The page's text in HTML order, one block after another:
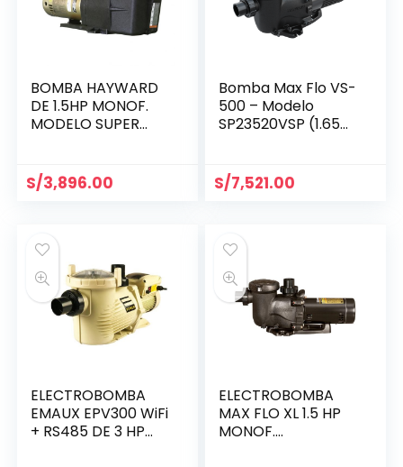
BOMBA HAYWARD
DE 1.5HP MONOF.
MODELO SUPER
0010X15)
S/3,896.00
Bomba Max Flo VS-
500 – Modelo
SP23520VSP (1.65
S/7,521.00
ELECTROBOMBA
EMAUX EPV300 WiFi
+ RS485 DE 3 HP
ELECTROBOMBA
MAX FLO XL 1.5 HP
MONOF.